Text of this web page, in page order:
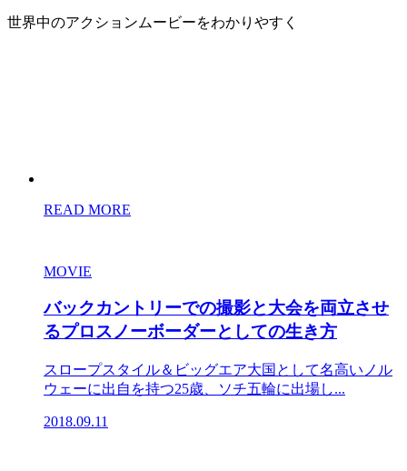
世界中のアクションムービーをわかりやすく
READ MORE
MOVIE
バックカントリーでの撮影と大会を両立させ
るプロスノーボーダーとしての生き方
スロープスタイル＆ビッグエア大国として名高いノル
ウェーに出自を持つ25歳、ソチ五輪に出場し...
2018.09.11